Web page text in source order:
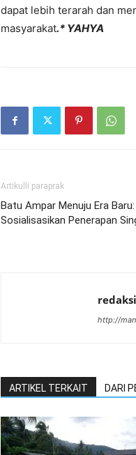
dapat lebih terarah dan
masyarakat.* YAHYA
Artikulli paraprak
Batu Ampar Menuju Era
Sosialisasikan Penerapan
http://
ARTIKEL TERKAIT DARI